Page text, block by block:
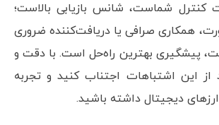
شماست، شانس بازیابی بالاست؛
همکاری صرافی یا دریافت‌کننده ضروری
پیشگیری بهترین راه‌حل است. با دقت و
از این اشتباهات اجتناب کنید و تجربه
دیجیتال داشته باشید.